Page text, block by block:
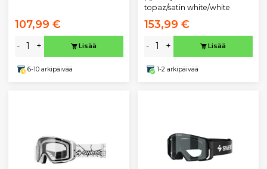
107,99 €
- + Lisää
6-10 arkipäivää
topaz/satin white/white
153,99 €
- + Lisää
1-2 arkipäivää